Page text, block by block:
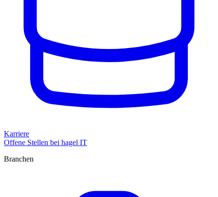
Karriere
Offene Stellen bei hagel IT
Branchen